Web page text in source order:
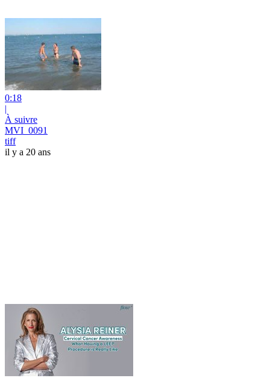
0:18
|
À suivre
MVI_0091
tiff
il y a 20 ans